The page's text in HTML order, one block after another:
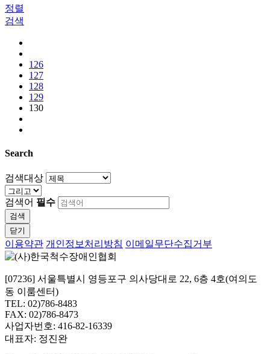
정렬
검색
126
127
128
129
130
Search
검색대상
검색어 필수
검색
닫기
이용약관 개인정보처리방침 이메일무단수집거부
[07236] 서울특별시 영등포구 의사당대로 22, 6층 4호(여의도
동 이룸센터)
TEL: 02)786-8483
FAX: 02)786-8473
사업자번호: 416-82-16339
대표자: 정진완